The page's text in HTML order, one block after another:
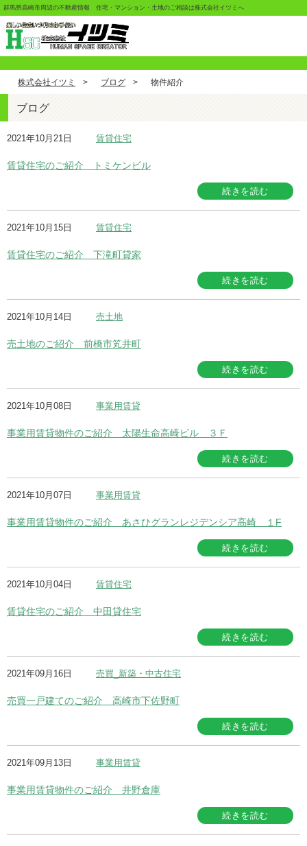
群馬県高崎市周辺の不動産情報 住宅・マンション・土地のご相談は株式会社イツミへ
株式会社イツミ > ブログ > 物件紹介
ブログ
賃貸住宅のご紹介 トミケンビル
2021年10月21日 賃貸住宅
続きを読む
賃貸住宅のご紹介 下滝町貸家
2021年10月15日 賃貸住宅
続きを読む
売土地のご紹介 前橋市笂井町
2021年10月14日 売土地
続きを読む
事業用賃貸物件のご紹介 太陽生命高崎ビル ３Ｆ
2021年10月08日 事業用賃貸
続きを読む
事業用賃貸物件のご紹介 あさひグランレジデンシア高崎 １F
2021年10月07日 事業用賃貸
続きを読む
賃貸住宅のご紹介 中田貸住宅
2021年10月04日 賃貸住宅
続きを読む
売買一戸建てのご紹介 高崎市下佐野町
2021年09月16日 売買_新築・中古住宅
続きを読む
事業用賃貸物件のご紹介 井野倉庫
2021年09月13日 事業用賃貸
続きを読む